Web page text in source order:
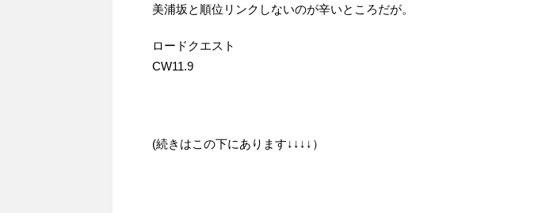
美浦坂と順位リンクしないのが辛いところだが。
ロードクエスト
CW11.9
(続きはこの下にあります↓↓↓↓）